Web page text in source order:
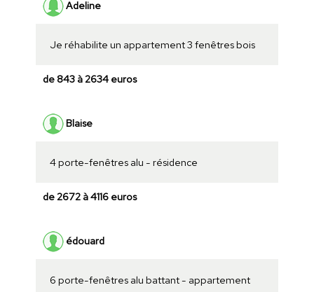
Adeline
Je réhabilite un appartement 3 fenêtres bois
de 843 à 2634 euros
Blaise
4 porte-fenêtres alu - résidence
de 2672 à 4116 euros
édouard
6 porte-fenêtres alu battant - appartement